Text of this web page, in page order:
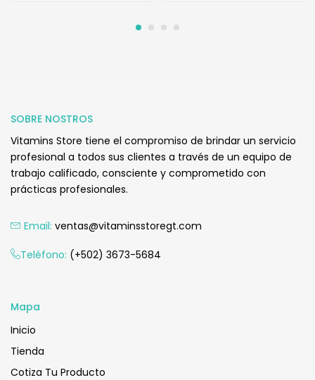
SOBRE NOSTROS
Vitamins Store tiene el compromiso de brindar un servicio
profesional a todos sus clientes a través de un equipo de
trabajo calificado, consciente y comprometido con
prácticas profesionales.
Email: ventas@vitaminsstoregt.com
Teléfono: (+502) 3673-5684
Mapa
Inicio
Tienda
Cotiza Tu Producto